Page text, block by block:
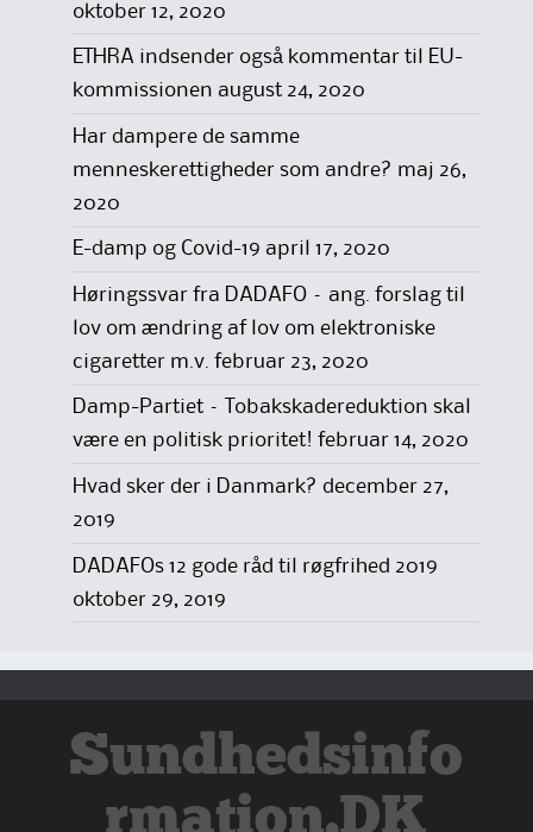
oktober 12, 2020
ETHRA indsender også kommentar til EU-
kommissionen august 24, 2020
Har dampere de samme
menneskerettigheder som andre? maj 26,
2020
E-damp og Covid-19 april 17, 2020
Høringssvar fra DADAFO – ang. forslag til
lov om ændring af lov om elektroniske
cigaretter m.v. februar 23, 2020
Damp-Partiet – Tobakskadereduktion skal
være en politisk prioritet! februar 14, 2020
Hvad sker der i Danmark? december 27,
2019
DADAFOs 12 gode råd til røgfrihed 2019
oktober 29, 2019
Sundhedsinfo
rmation.DK